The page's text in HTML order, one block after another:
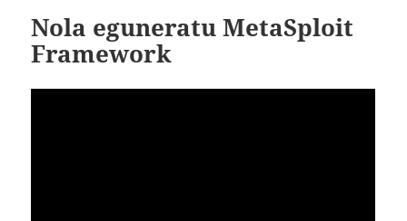
Nola eguneratu MetaSploit
Framework